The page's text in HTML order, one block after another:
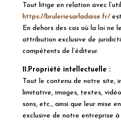
Tout litige en relation avec
https://bruleriesarladaise.fr/est
En dehors des cas où la loi ne
attribution exclusive de
compétents de l’éditeur.
11.Propriété intellectuelle :
Tout le contenu de notre site,
limitative, images, textes,
sons, etc., ainsi que leur mise
exclusive de notre entreprise à